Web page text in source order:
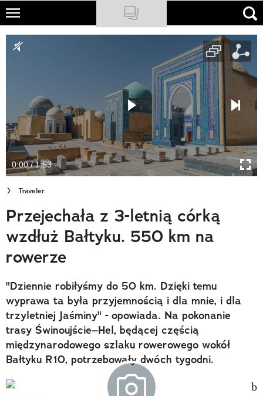
Skip
main
NATIONAL GEOGRAPHIC
Sklep
Newsletter
Cuda Polski
Wielki Konkurs Fotograficzny
Trendbook Podróżniczy
Polecane
0:00 / 1:53
Traveler
Przejechała z 3-letnią córką
wzdłuż Bałtyku. 550 km na
rowerze
"Dziennie robiłyśmy do 50 km. Dzięki temu
wyprawa ta była przyjemnością i dla mnie, i dla
trzyletniej Jaśminy" - opowiada. Na pokonanie
trasy Świnoujście–Hel, będącej częścią
międzynarodowego szlaku rowerowego wokół
Bałtyku R10, potrzebowały dwóch tygodni.